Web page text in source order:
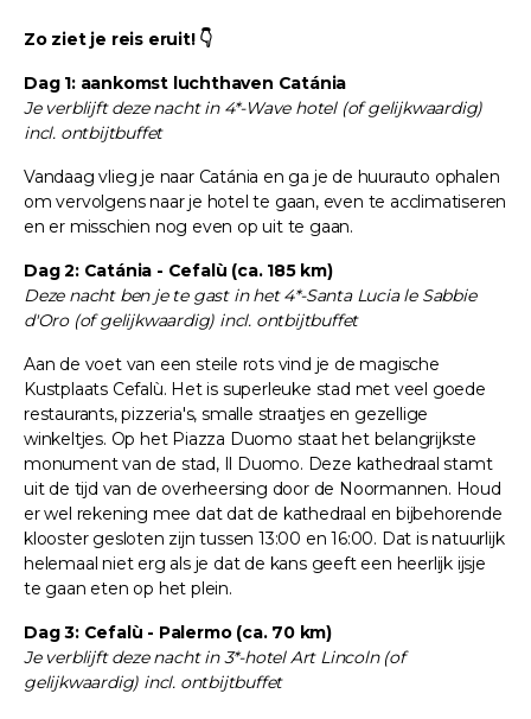
Zo ziet je reis eruit! 👇
Dag 1: aankomst luchthaven Catánia
Je verblijft deze nacht in 4*-Wave hotel (of gelijkwaardig)
incl. ontbijtbuffet
Vandaag vlieg je naar Catánia en ga je de huurauto ophalen
om vervolgens naar je hotel te gaan, even te acclimatiseren
en er misschien nog even op uit te gaan.
Dag 2: Catánia - Cefalù (ca. 185 km)
Deze nacht ben je te gast in het 4*-Santa Lucia le Sabbie
d'Oro (of gelijkwaardig) incl. ontbijtbuffet
Aan de voet van een steile rots vind je de magische
Kustplaats Cefalù. Het is superleuke stad met veel goede
restaurants, pizzeria's, smalle straatjes en gezellige
winkeltjes. Op het Piazza Duomo staat het belangrijkste
monument van de stad, Il Duomo. Deze kathedraal stamt
uit de tijd van de overheersing door de Noormannen. Houd
er wel rekening mee dat dat de kathedraal en bijbehorende
klooster gesloten zijn tussen 13:00 en 16:00. Dat is natuurlijk
helemaal niet erg als je dat de kans geeft een heerlijk ijsje
te gaan eten op het plein.
Dag 3: Cefalù - Palermo (ca. 70 km)
Je verblijft deze nacht in 3*-hotel Art Lincoln (of
gelijkwaardig) incl. ontbijtbuffet